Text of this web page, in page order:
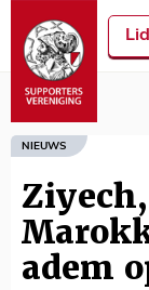
NIEUWS
adem